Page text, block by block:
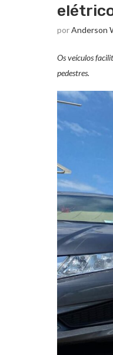
porAnderson
Os veículos
pedestres.